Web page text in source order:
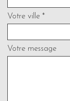
Votre ville *
Votre message